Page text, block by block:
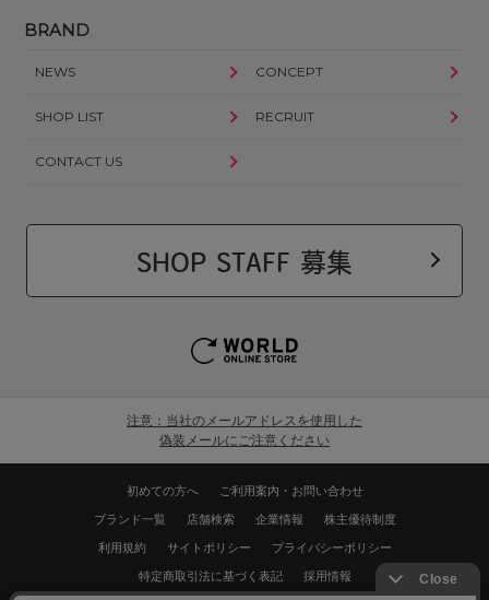
BRAND
NEWS CONCEPT
SHOP LIST RECRUIT
CONTACT US
SHOP STAFF 募集
注意：当社のメールアドレスを使用した
偽装メールにご注意ください
初めての方へ ご利用案内・お問い合わせ
ブランド一覧 店舗検索 企業情報 株主優待制度
利用規約 サイトポリシー プライバシーポリシー
特定商取引法に基づく表記 採用情報